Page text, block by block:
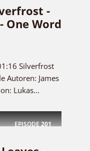
-
One Word
Silverfrost
Autoren: James
Lukas...
EPISODE201